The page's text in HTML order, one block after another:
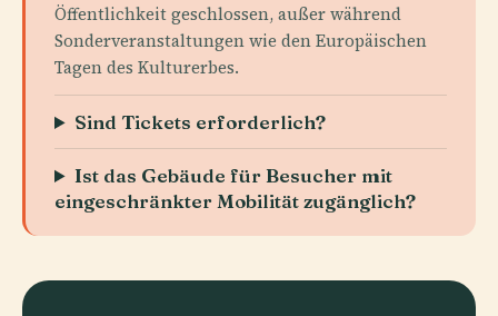
Öffentlichkeit geschlossen, außer während
Sonderveranstaltungen wie den Europäischen
Tagen des Kulturerbes.
Sind Tickets erforderlich?
Ist das Gebäude für Besucher mit
eingeschränkter Mobilität zugänglich?